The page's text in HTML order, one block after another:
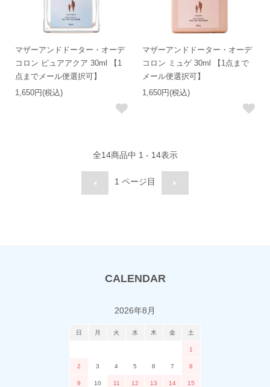
マザーアンドドーター・オーデ
コロン ピュアアクア 30ml 【1
点までメール便選択可】
1,650円(税込)
マザーアンドドーター・オーデ
コロン ミュゲ 30ml 【1点まで
メール便選択可】
1,650円(税込)
全14商品中 1 - 14表示
1 ページ目
CALENDAR
2026年8月
日 月 火 水 木 金 土
1
2 3 4 5 6 7 8
9 10 11 12 13 14 15